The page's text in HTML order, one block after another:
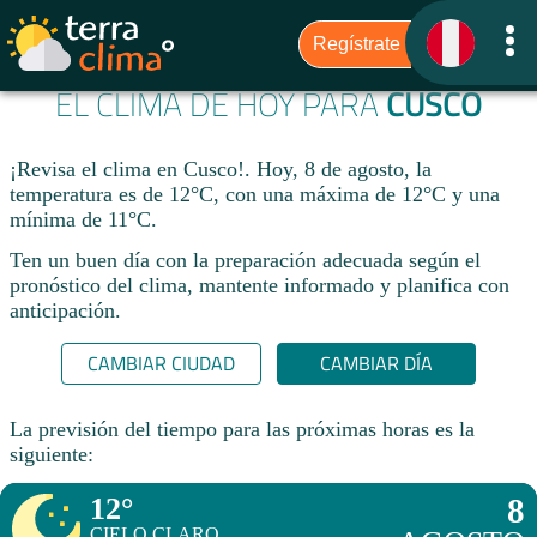
EL CLIMA DE HOY PARACUSCO
¡Revisa el clima en Cusco!. Hoy, 8 de agosto, la
temperatura es de 12°C, con una máxima de 12°C y una
mínima de 11°C.​
Ten un buen día con la preparación adecuada según el
pronóstico del clima, mantente informado y planifica con
anticipación.​
CAMBIAR CIUDAD CAMBIAR DÍA
La previsión del tiempo para las próximas horas es la
siguiente:
12° 8